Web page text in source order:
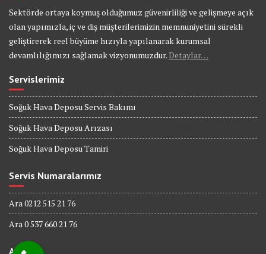
Sektörde ortaya koymuş olduğumuz güvenirliliği ve gelişmeye açık
olan yapımızla, iç ve diş müşterilerimizin memnuniyetini sürekli
geliştirerek reel büyüme hızıyla yapılanarak kurumsal
devamlılığımızı sağlamak vizyonumuzdur.Detaylar…
Servislerimiz
Soğuk Hava Deposu Servis Bakımı
Soğuk Hava Deposu Arızası
Soğuk Hava Deposu Tamiri
Servis Numaralarımız
Ara 0212 515 21 76
Ara 0 537 660 21 76
Adres